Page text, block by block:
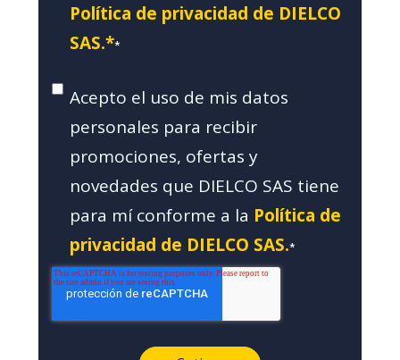
Política de privacidad de DIELCO
SAS.**
Acepto el uso de mis datos
personales para recibir
promociones, ofertas y
novedades que DIELCO SAS tiene
para mí conforme a la Política de
privacidad de DIELCO SAS.*